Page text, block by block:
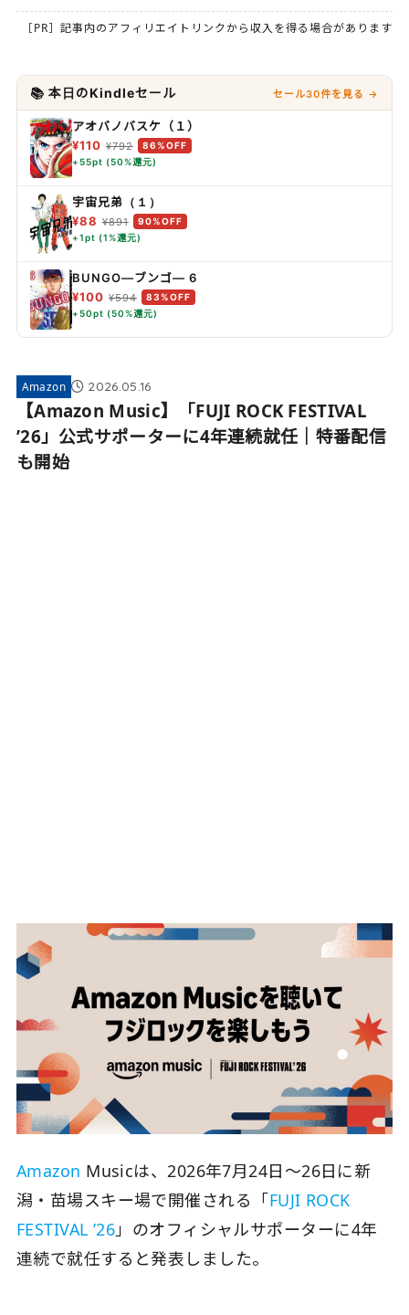
［PR］記事内のアフィリエイトリンクから収入を得る場合があります
📚 本日のKindleセール セール30件を見る →
アオバノバスケ（１）
¥110 ¥792
86%OFF
+55pt (50%還元)
宇宙兄弟（１）
¥88 ¥891
90%OFF
+1pt (1%還元)
BUNGO―ブンゴ― 6
¥100 ¥594
83%OFF
+50pt (50%還元)
Amazon 2026.05.16
【Amazon Music】「FUJI ROCK FESTIVAL
’26」公式サポーターに4年連続就任｜特番配信
も開始
Amazon Musicは、2026年7月24日〜26日に新
潟・苗場スキー場で開催される「FUJI ROCK
FESTIVAL ’26」のオフィシャルサポーターに4年
連続で就任すると発表しました。